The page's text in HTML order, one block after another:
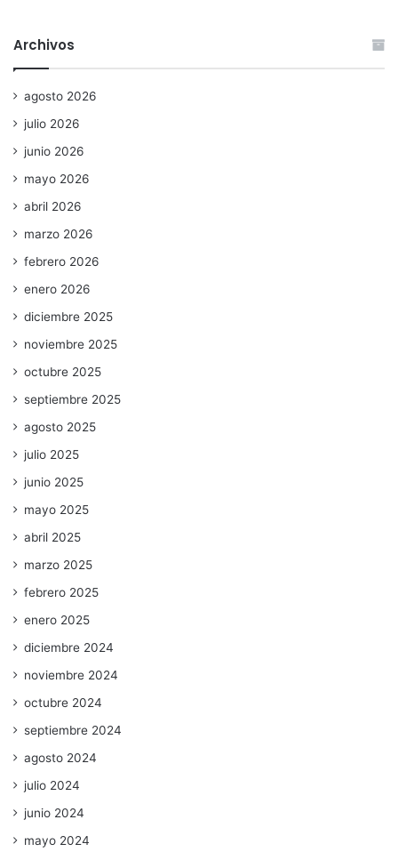
Archivos
agosto 2026
julio 2026
junio 2026
mayo 2026
abril 2026
marzo 2026
febrero 2026
enero 2026
diciembre 2025
noviembre 2025
octubre 2025
septiembre 2025
agosto 2025
julio 2025
junio 2025
mayo 2025
abril 2025
marzo 2025
febrero 2025
enero 2025
diciembre 2024
noviembre 2024
octubre 2024
septiembre 2024
agosto 2024
julio 2024
junio 2024
mayo 2024